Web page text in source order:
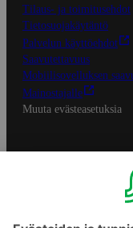
Tilaus- ja toimitusehdot
Tietosuojakäytäntö
Palvelun käyttöehdot
Saavutettavuus
Mobiilisovelluksen
Mainostajalle
Muuta evästeasetuksia
S-ryhmän